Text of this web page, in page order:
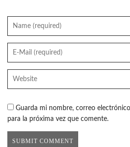
Guarda mi nombre, correo
para la próxima vez que comente.